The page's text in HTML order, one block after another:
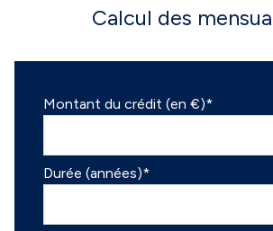
Calcul des
Montant du crédit (en €)*
Durée (années)*